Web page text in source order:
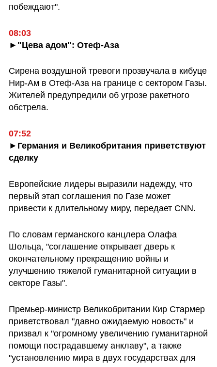
побеждают".
08:03
►"Цева адом": Отеф-Аза
Сирена воздушной тревоги прозвучала в кибуце
Нир-Ам в Отеф-Аза на границе с сектором Газы.
Жителей предупредили об угрозе ракетного
обстрела.
07:52
►Германия и Великобритания приветствуют
сделку
Европейские лидеры выразили надежду, что
первый этап соглашения по Газе может
привести к длительному миру, передает CNN.
По словам германского канцлера Олафа
Шольца, "соглашение открывает дверь к
окончательному прекращению войны и
улучшению тяжелой гуманитарной ситуации в
секторе Газы".
Премьер-министр Великобритании Кир Стармер
приветствовал "давно ожидаемую новость" и
призвал к "огромному увеличению гуманитарной
помощи пострадавшему анклаву", а также
"установлению мира в двух государствах для